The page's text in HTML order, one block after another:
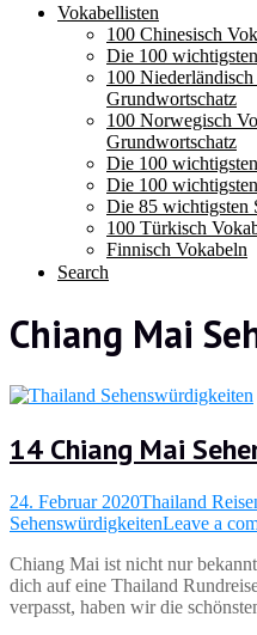
Vokabellisten
100 Chinesisch
Die 100
100
Grundwortschatz
100 Norwegisch
Grundwortschatz
Die 100
Die 100
Die 85 wichtigsten
100 Türkisch
Finnisch Vokabeln
Search
Chiang Mai
14 Chiang Mai
24. Februar 2020Thailand
SehenswürdigkeitenLeave a
Chiang Mai ist nicht nur
dich auf eine Thailand
verpasst, haben wir die